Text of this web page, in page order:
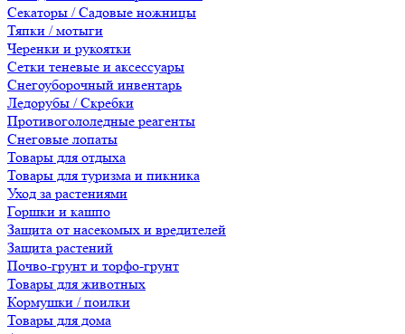
Секаторы / Садовые ножницы
Тяпки / мотыги
Черенки и рукоятки
Сетки теневые и аксессуары
Снегоуборочный инвентарь
Ледорубы / Скребки
Противогололедные реагенты
Снеговые лопаты
Товары для отдыха
Товары для туризма и пикника
Уход за растениями
Горшки и кашпо
Защита от насекомых и вредителей
Защита растений
Почво-грунт и торфо-грунт
Товары для животных
Кормушки / поилки
Товары для дома